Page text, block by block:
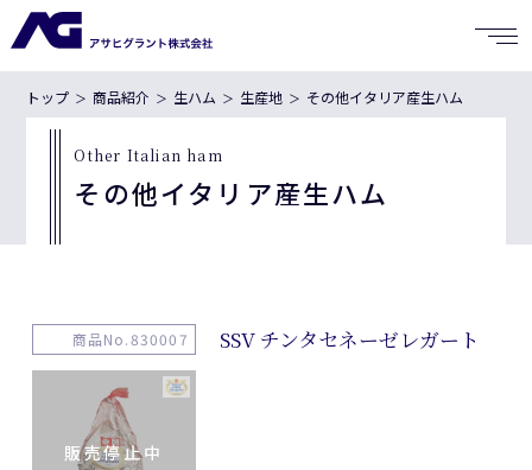
トップ 商品紹介 生ハム 生産地 その他イタリア産生ハム
Other Italian ham
その他イタリア産生ハム
商品No.830007 SSV チンタセネーゼレガート